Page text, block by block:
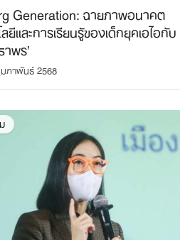
Generation: ฉายภาพอนาคต
ลยีเเละการเรียนรู้ของเด็กยุคเอไอกั
พร’
ภาพันธ์ 2568